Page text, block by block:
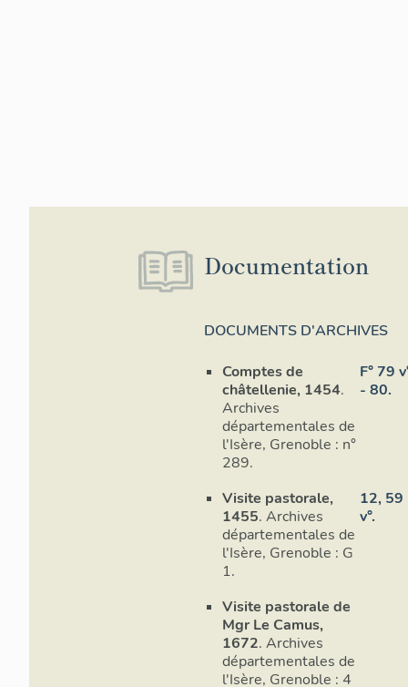
Le rez-de-
l'exception de
au moins.
récemment.
Couverture
1
Paillas,
11, 24.
2
Allix,
145.
5
Comme le
du Lautaret au
6
Rousset,
7
A.D. Isère,
Documentation
DOCUMENTS D'ARCHIVES
Comptes de
châtellenie, 1454.
Archives
départementales de
l'Isère, Grenoble : n°
289.
F° 79
- 80.
Visite pastorale,
1455. Archives
départementales de
l'Isère, Grenoble : G
1.
12, 59
v°.
Visite pastorale de
Mgr Le Camus,
1672. Archives
départementales de
l'Isère, Grenoble : 4